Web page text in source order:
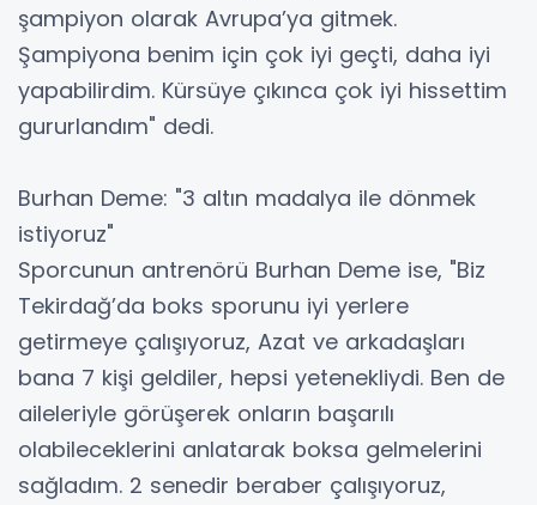
şampiyon olarak Avrupa’ya gitmek.
Şampiyona benim için çok iyi geçti, daha iyi
yapabilirdim. Kürsüye çıkınca çok iyi hissettim
gururlandım" dedi.
Burhan Deme: "3 altın madalya ile dönmek
istiyoruz"
Sporcunun antrenörü Burhan Deme ise, "Biz
Tekirdağ’da boks sporunu iyi yerlere
getirmeye çalışıyoruz, Azat ve arkadaşları
bana 7 kişi geldiler, hepsi yetenekliydi. Ben de
aileleriyle görüşerek onların başarılı
olabileceklerini anlatarak boksa gelmelerini
sağladım. 2 senedir beraber çalışıyoruz,